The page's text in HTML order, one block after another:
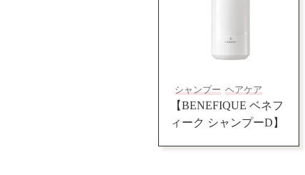
シャンプー ヘアケア
【BENEFIQUE ベネフ
ィーク シャンプーD】